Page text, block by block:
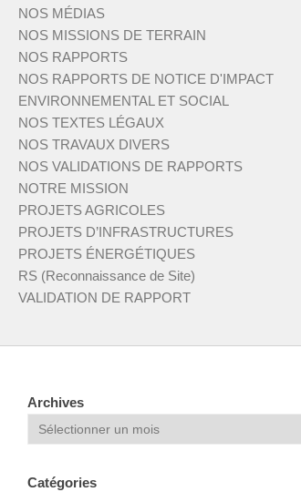
NOS MÉDIAS
NOS MISSIONS DE TERRAIN
NOS RAPPORTS
NOS RAPPORTS DE NOTICE D'IMPACT
ENVIRONNEMENTAL ET SOCIAL
NOS TEXTES LÉGAUX
NOS TRAVAUX DIVERS
NOS VALIDATIONS DE RAPPORTS
NOTRE MISSION
PROJETS AGRICOLES
PROJETS D’INFRASTRUCTURES
PROJETS ÉNERGÉTIQUES
RS (Reconnaissance de Site)
VALIDATION DE RAPPORT
Archives
Archives
Catégories